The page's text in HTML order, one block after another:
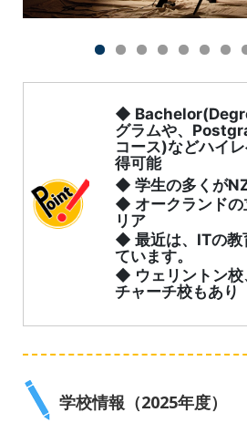
◆
グラムや、
コース)などハイ
得可能
◆ 学生の多くが
◆ オークランドの
リア
◆ 最近は、ITの教
ています。
◆ ウェリントン校
チャーチ校もあり
学校情報（2025年度）